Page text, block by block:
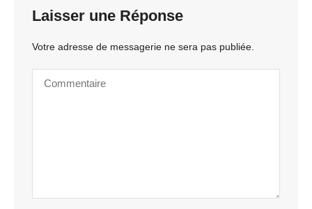
Laisser une Réponse
Votre adresse de messagerie ne sera pas publiée.